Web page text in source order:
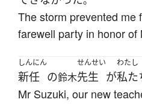
The storm prevented me
farewell party in honor of
しんにん
新任 の鈴木
せんせい
先生 が
わたし
私た
Mr Suzuki, our new